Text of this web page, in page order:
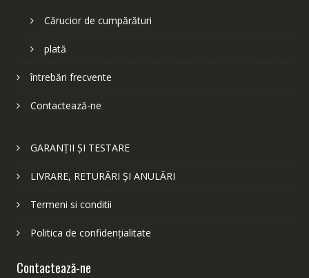
Cărucior de cumpărături
plată
întrebări frecvente
Contactează-ne
GARANȚII ȘI TESTARE
LIVRARE, RETURĂRI ȘI ANULĂRI
Termeni si conditii
Politica de confidențialitate
Contactează-ne